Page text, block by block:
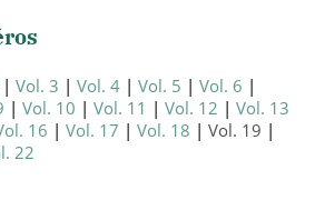
Vol. 3 Vol. 4 Vol. 5
Vol. 6
Vol. 10 Vol. 11 Vol. 12
Vol. 13
16 Vol. 17 Vol. 18
Vol. 19
22